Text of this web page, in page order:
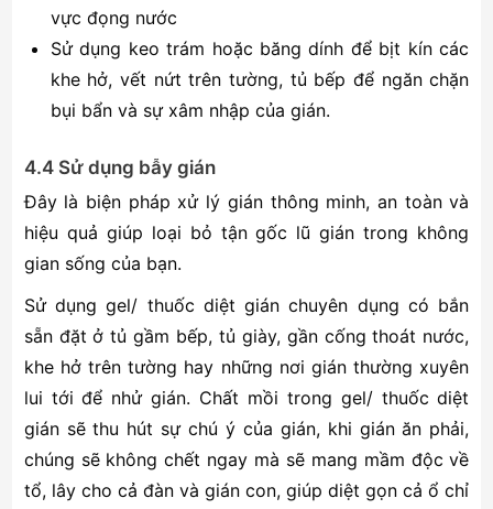
vực đọng nước
Sử dụng keo trám hoặc băng dính để bịt kín các
khe hở, vết nứt trên tường, tủ bếp để ngăn chặn
bụi bẩn và sự xâm nhập của gián.
4.4 Sử dụng bẫy gián
Đây là biện pháp xử lý gián thông minh, an toàn và
hiệu quả giúp loại bỏ tận gốc lũ gián trong không
gian sống của bạn.
Sử dụng gel/ thuốc diệt gián chuyên dụng có bắn
sẵn đặt ở tủ gầm bếp, tủ giày, gần cống thoát nước,
khe hở trên tường hay những nơi gián thường xuyên
lui tới để nhử gián. Chất mồi trong gel/ thuốc diệt
gián sẽ thu hút sự chú ý của gián, khi gián ăn phải,
chúng sẽ không chết ngay mà sẽ mang mầm độc về
tổ, lây cho cả đàn và gián con, giúp diệt gọn cả ổ chỉ